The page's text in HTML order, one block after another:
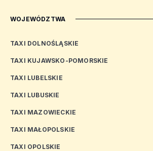
WOJEWÓDZTWA
TAXI DOLNOŚLĄSKIE
TAXI KUJAWSKO-POMORSKIE
TAXI LUBELSKIE
TAXI LUBUSKIE
TAXI MAZOWIECKIE
TAXI MAŁOPOLSKIE
TAXI OPOLSKIE